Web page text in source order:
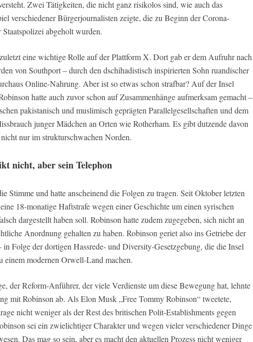
Zwei Tätigkeiten, die nicht ganz risikolos sind, wie auch das
verschiedener Bürgerjournalisten zeigte, die zu Beginn der Corona-
abgeholt wurden.
eine wichtige Rolle auf der Plattform X. Dort gab er dem Aufruhr nach
von Southport – durch den dschihadistisch inspirierten Sohn ruandischer
Online-Nahrung. Aber ist so etwas schon strafbar? Auf der Insel
hatte auch zuvor schon auf Zusammenhänge aufmerksam gemacht –
pakistanisch und muslimisch geprägten Parallelgesellschaften und dem
junger Mädchen an Orten wie Rotherham. Es gibt dutzende davon
nur im strukturschwachen Norden.
nicht, aber sein Telephon
Stimme und hatte anscheinend die Folgen zu tragen. Seit Oktober letzten
18-monatige Haftstrafe wegen einer Geschichte um einen syrischen
dargestellt haben soll. Robinson hatte zudem zugegeben, sich nicht an
Anordnung gehalten zu haben. Robinson geriet also ins Getriebe der
in Folge der dortigen Hassrede- und Diversity-Gesetzgebung, die die Insel
einem modernen Orwell-Land machen.
der Reform-Anführer, der viele Verdienste um diese Bewegung hat, lehnte
mit Robinson ab. Als Elon Musk „Free Tommy Robinson“ tweetete,
nicht weniger als der Rest des britischen Polit-Establishments gegen
sei ein zwielichtiger Charakter und wegen vieler verschiedener Dinge
Das mag so sein, aber es macht den aktuellen Prozess nicht weniger